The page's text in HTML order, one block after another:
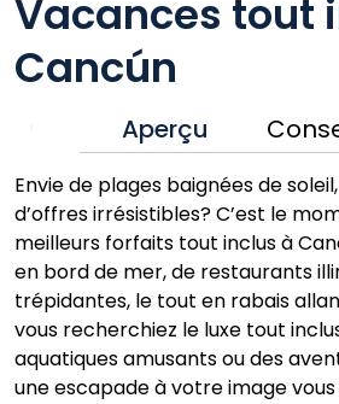
Vacances tout
Cancún
Aperçu
Envie de plages baignées de
d’offres irrésistibles? C’est le
meilleurs forfaits tout inclus à
en bord de mer, de restaurants
trépidantes, le tout en rabais
vous recherchiez le luxe tout
aquatiques amusants ou des
une escapade à votre image